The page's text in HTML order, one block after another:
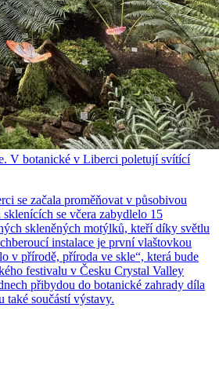
V botanické v Liberci poletují svítící
se začala proměňovat v působivou
se včera zabydlelo 15
skleněných motýlků, kteří díky světlu
instalace je první vlaštovkou
v přírodě, příroda ve skle“, která bude
festivalu v Česku Crystal Valley
přibydou do botanické zahrady díla
také součástí výstavy.